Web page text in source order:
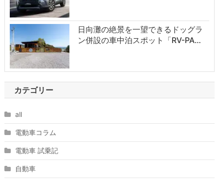
日向灘の絶景を一望できるドッグラ
ン併設の車中泊スポット「RV-PA…
カテゴリー
all
電動車コラム
電動車 試乗記
自動車